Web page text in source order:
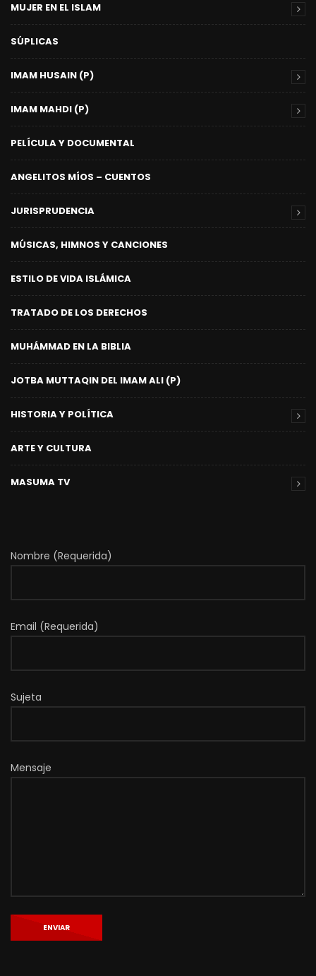
MUJER EN EL ISLAM
SÚPLICAS
IMAM HUSAIN (P)
IMAM MAHDI (P)
PELÍCULA Y DOCUMENTAL
ANGELITOS MÍOS – CUENTOS
JURISPRUDENCIA
MÚSICAS, HIMNOS Y CANCIONES
ESTILO DE VIDA ISLÁMICA
TRATADO DE LOS DERECHOS
MUHÁMMAD EN LA BIBLIA
JOTBA MUTTAQIN DEL IMAM ALI (P)
HISTORIA Y POLÍTICA
ARTE Y CULTURA
MASUMA TV
Nombre (Requerida)
Email (Requerida)
Sujeta
Mensaje